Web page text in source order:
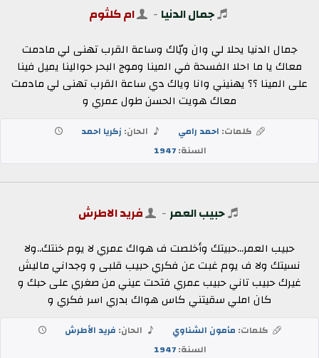
جمال الدنيا - ام كلثوم
جمال الدنيا يحلا لي وان ويّاك وساعة القرب تهنى لي مادمت
معاك يا ما احلا الفسحة في المينا وموج البحر حوالينا يميل فينا
على المينا ؟؟ يهنيني وانا وياك دي ساعة القرب تهنى لي مادمت
معاك هويت الحسن طول عمري و
كلمات: احمد رامي الحان: زكريا احمد
السنة:1947
حبيب العمر- فريد الاطرش
حبيب العمر...حبيتك وأخلصت ف هواك عمري لا يوم خنتك..ولا
نسيتك ولا ف يوم غبت عن فكري حبيب قلبى و وجداني ماليش
غيرك حبيب تاني حبيب عمري فتحت عيني من صغري على حبك و
كان املي سقيتني كاس هواك بدري اسر فكري و
كلمات: مأمون الشناوي الحان: فريد الأطرش
السنة:1947